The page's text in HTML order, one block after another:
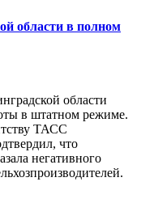
области в полном
области
в штатном режиме.
ТАСС
что
негативного